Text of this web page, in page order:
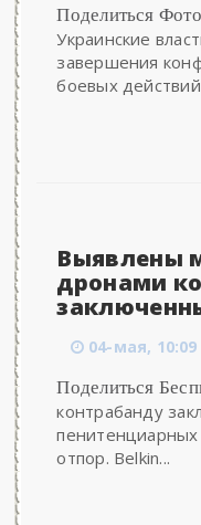
Поделиться
Украинские
завершения
боевых
Выявлены
дронами
04-мая, 10:09
Поделиться
контрабанду
отпор. Belkin...